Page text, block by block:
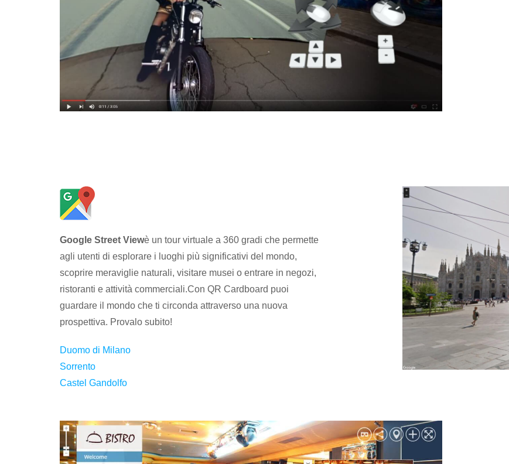
Google Street Viewè un tour virtuale a 360 gradi che permette
agli utenti di esplorare i luoghi più significativi del mondo,
scoprire meraviglie naturali, visitare musei o entrare in negozi,
ristoranti e attività commerciali.Con QR Cardboard puoi
guardare il mondo che ti circonda attraverso una nuova
prospettiva. Provalo subito!
Duomo di Milano
Sorrento
Castel Gandolfo